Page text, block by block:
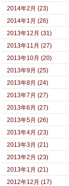
2014年2月 (23)
2014年1月 (26)
2013年12月 (31)
2013年11月 (27)
2013年10月 (20)
2013年9月 (25)
2013年8月 (24)
2013年7月 (27)
2013年6月 (27)
2013年5月 (26)
2013年4月 (23)
2013年3月 (21)
2013年2月 (23)
2013年1月 (21)
2012年12月 (17)